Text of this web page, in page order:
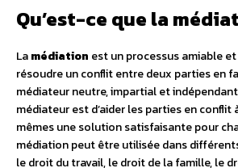
Qu’est-ce que la
Lamédiation est un processus amiable
résoudre un conflit entre deux parties en
médiateur neutre, impartial et
médiateur est d’aider les parties en
mêmes une solution satisfaisante pour
médiation peut être utilisée dans
le droit du travail, le droit de la famille, le